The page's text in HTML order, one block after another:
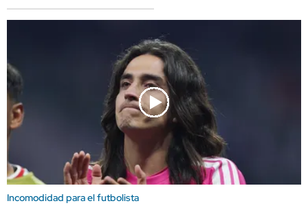
Incomodidad para el futbolista